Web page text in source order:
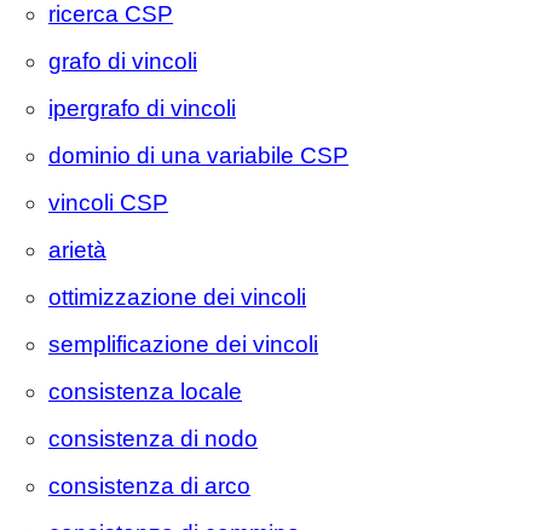
ricerca CSP
grafo di vincoli
ipergrafo di vincoli
dominio di una variabile CSP
vincoli CSP
arietà
ottimizzazione dei vincoli
semplificazione dei vincoli
consistenza locale
consistenza di nodo
consistenza di arco